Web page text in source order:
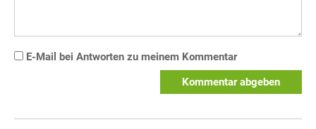
E-Mail bei Antworten zu meinem Kommentar
Kommentar abgeben